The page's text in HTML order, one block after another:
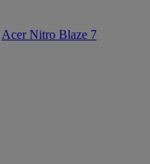
Acer Nitro Blaze 7